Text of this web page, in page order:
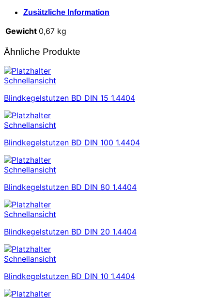
Zusätzliche Information
Gewicht 0,67 kg
Ähnliche Produkte
Schnellansicht
Blindkegelstutzen BD DIN 15 1.4404
Schnellansicht
Blindkegelstutzen BD DIN 100 1.4404
Schnellansicht
Blindkegelstutzen BD DIN 80 1.4404
Schnellansicht
Blindkegelstutzen BD DIN 20 1.4404
Schnellansicht
Blindkegelstutzen BD DIN 10 1.4404